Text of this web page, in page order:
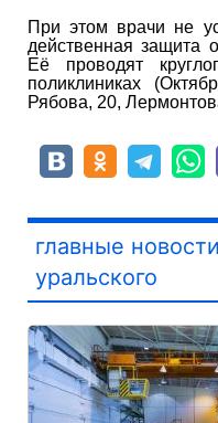
При этом врачи не
действенная защита
Её проводят
поликлиниках
Рябова, 20,
главные
уральского